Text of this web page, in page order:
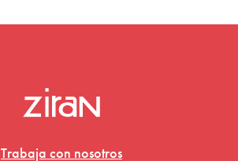
Trabaja con nosotros